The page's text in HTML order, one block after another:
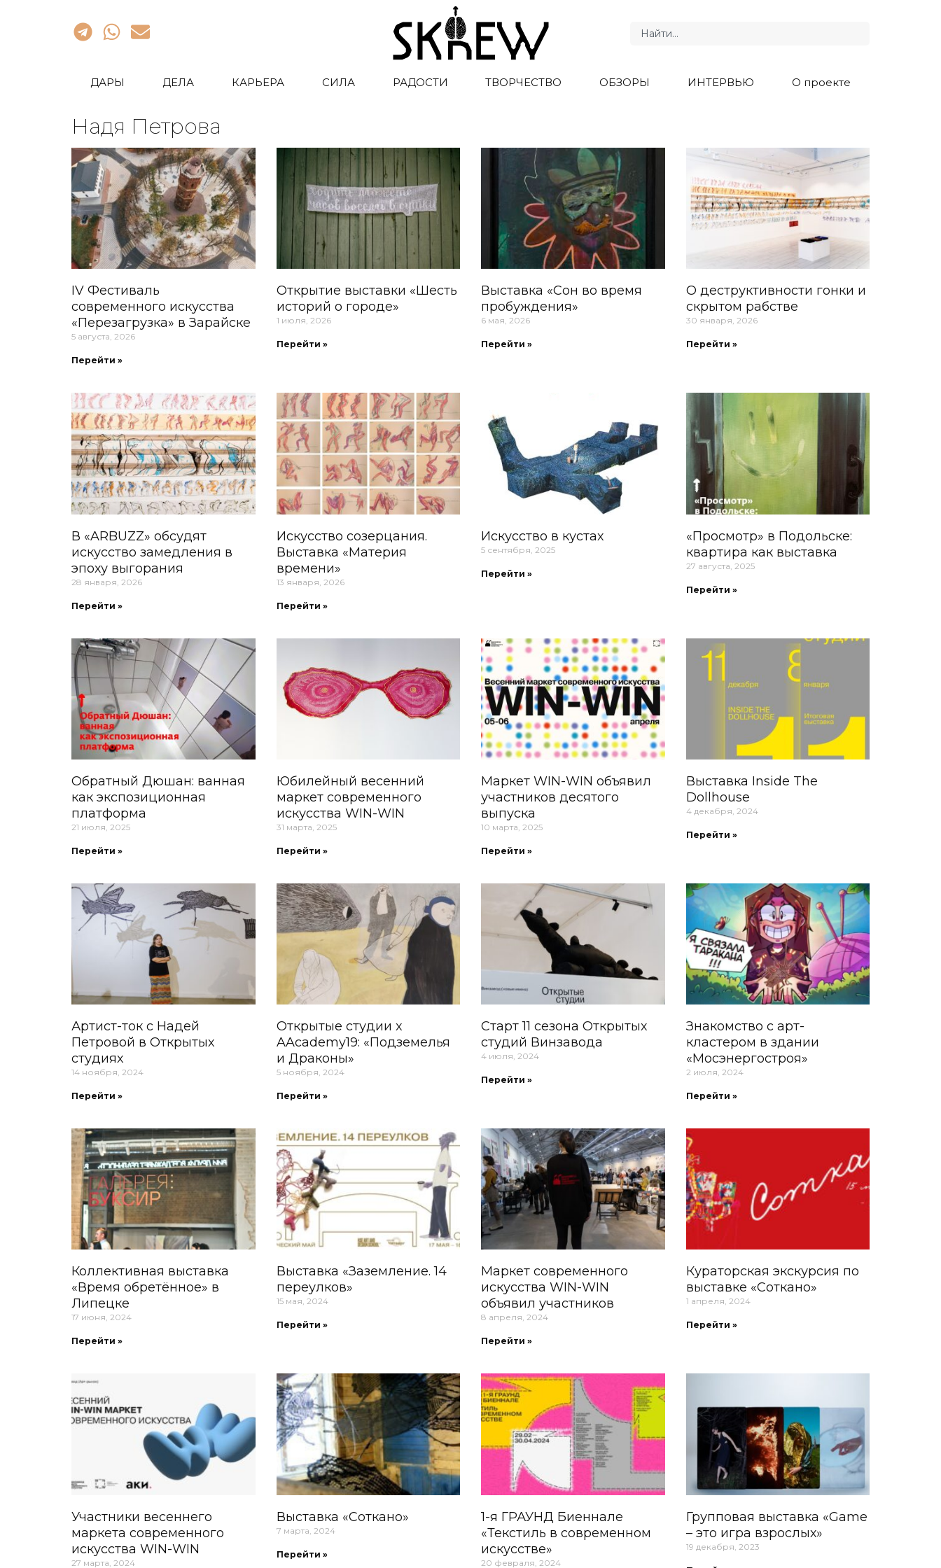
ДАРЫ ДЕЛА КАРЬЕРА СИЛА РАДОСТИ ТВОРЧЕСТВО ОБЗОРЫ ИНТЕРВЬЮ О проекте
Надя Петрова
IV Фестиваль
современного искусства
«Перезагрузка» в Зарайске
5 августа, 2026
Перейти »
Открытие выставки «Шесть
историй о городе»
1 июля, 2026
Перейти »
Выставка «Сон во время
пробуждения»
6 мая, 2026
Перейти »
О деструктивности гонки и
скрытом рабстве
30 января, 2026
Перейти »
В «ARBUZZ» обсудят
искусство замедления в
эпоху выгорания
28 января, 2026
Перейти »
Искусство созерцания.
Выставка «Материя
времени»
13 января, 2026
Перейти »
Искусство в кустах
5 сентября, 2025
Перейти »
«Просмотр» в Подольске:
квартира как выставка
27 августа, 2025
Перейти »
Обратный Дюшан: ванная
как экспозиционная
платформа
21 июля, 2025
Перейти »
Юбилейный весенний
маркет современного
искусства WIN-WIN
31 марта, 2025
Перейти »
Маркет WIN-WIN объявил
участников десятого
выпуска
10 марта, 2025
Перейти »
Выставка Inside The
Dollhouse
4 декабря, 2024
Перейти »
Артист-ток с Надей
Петровой в Открытых
студиях
14 ноября, 2024
Перейти »
Открытые студии x
AAcademy19: «Подземелья
и Драконы»
5 ноября, 2024
Перейти »
Старт 11 сезона Открытых
студий Винзавода
4 июля, 2024
Перейти »
Знакомство с арт-
кластером в здании
«Мосэнергостроя»
2 июля, 2024
Перейти »
Коллективная выставка
«Время обретённое» в
Липецке
17 июня, 2024
Перейти »
Выставка «Заземление. 14
переулков»
15 мая, 2024
Перейти »
Маркет современного
искусства WIN-WIN
объявил участников
8 апреля, 2024
Перейти »
Кураторская экскурсия по
выставке «Соткано»
1 апреля, 2024
Перейти »
Участники весеннего
маркета современного
искусства WIN-WIN
27 марта, 2024
Выставка «Соткано»
7 марта, 2024
Перейти »
1-я ГРАУНД Биеннале
«Текстиль в современном
искусстве»
20 февраля, 2024
Групповая выставка «Game
– это игра взрослых»
19 декабря, 2023